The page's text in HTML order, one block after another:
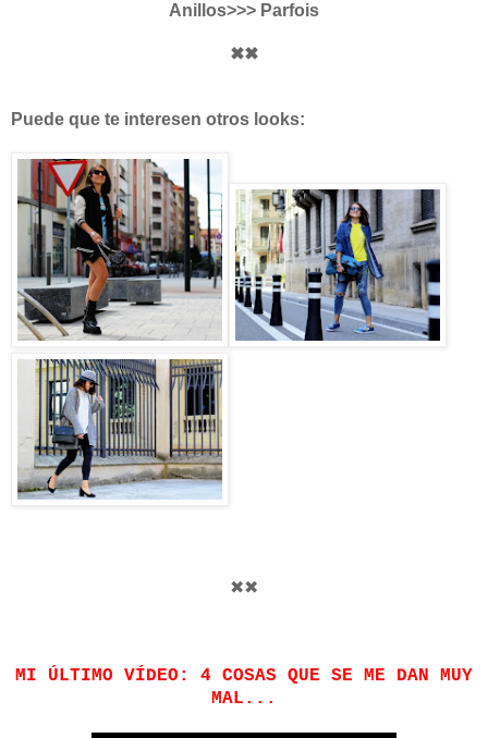
Anillos>>> Parfois
✖✖
Puede que te interesen otros looks:
✖✖
MI ÚLTIMO VÍDEO: 4 COSAS QUE SE ME DAN MUY
MAL...